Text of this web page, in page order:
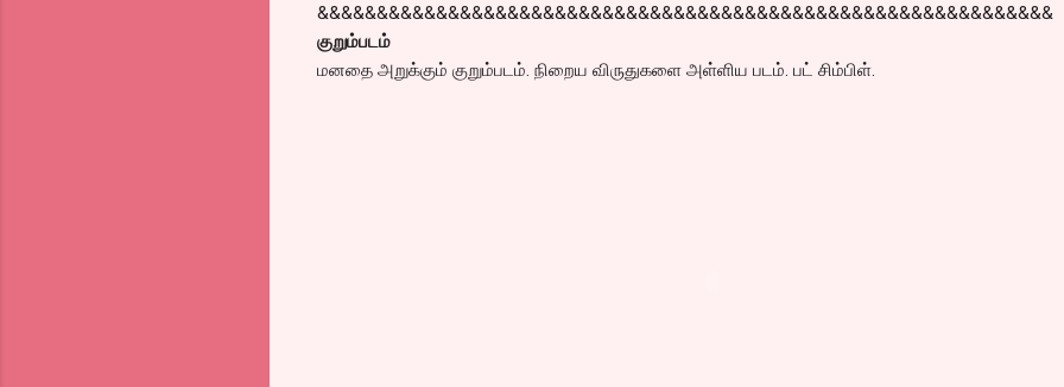
&&&&&&&&&&&&&&&&&&&&&&&&&&&&&&&&&&&&&&&&&&&&&&&&&&&&&&&&&&&&&&
குறும்படம்
மனதை அறுக்கும் குறும்படம். நிறைய விருதுகளை அள்ளிய படம். பட் சிம்பிள்.